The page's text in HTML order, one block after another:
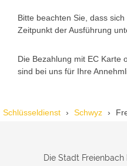
Bitte beachten Sie, dass
Zeitpunkt der Ausführung
Die Bezahlung mit EC Karte
sind bei uns für Ihre
Schlüsseldienst Schwyz
Die Stadt